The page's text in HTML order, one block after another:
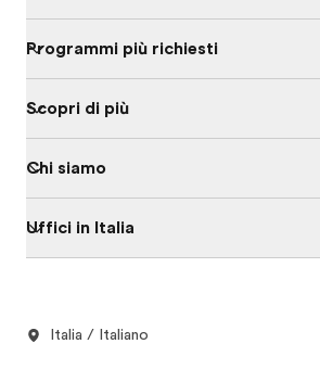
Programmi più richiesti
Scopri di più
Chi siamo
Uffici in Italia
Italia / Italiano